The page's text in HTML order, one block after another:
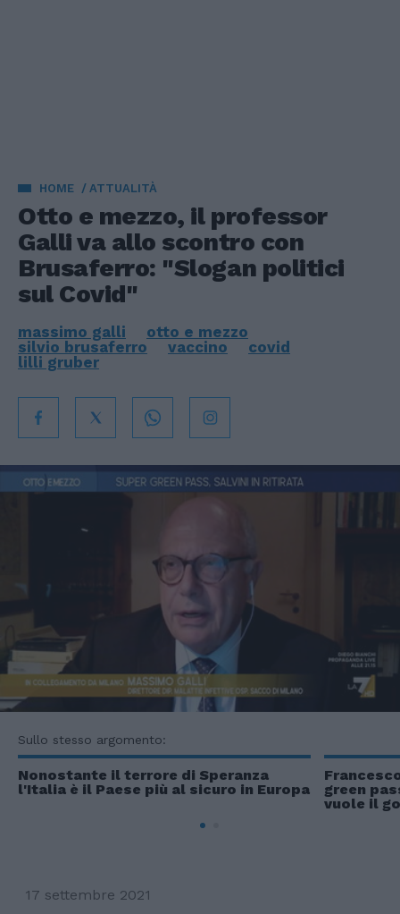
HOME ATTUALITÀ
Otto e mezzo, il professor
Galli va allo scontro con
Brusaferro: "Slogan politici
sul Covid"
massimo galli
otto e mezzo
silvio brusaferro
vaccino
covid
lilli gruber
Sullo stesso argomento:
Nonostante il terrore di Speranza
l'Italia è il Paese più al sicuro in Europa
green
vuole il
17 settembre 2021